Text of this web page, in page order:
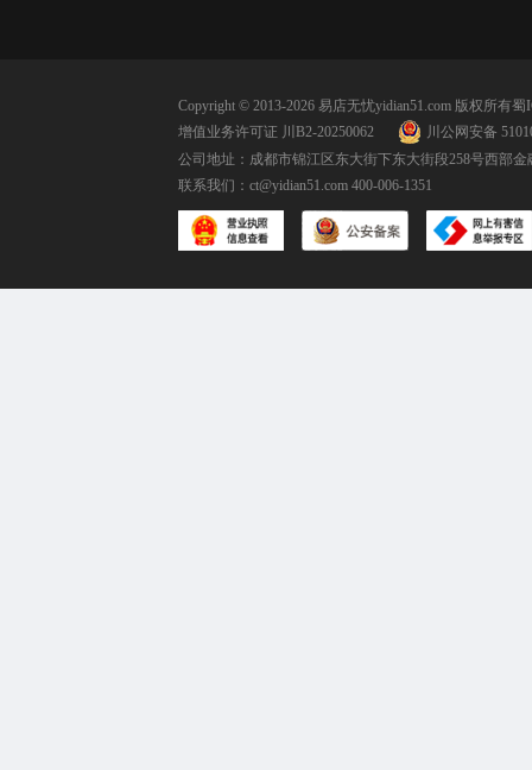
Copyright © 2013-2026 易店无忧yidian51.com 版权所有蜀
增值业务许可证 川B2-20250062
川公网安备
公司地址：成都市锦江区东大街下东大街段258号西部金
联系我们： ct@yidian51.com 400-006-1351